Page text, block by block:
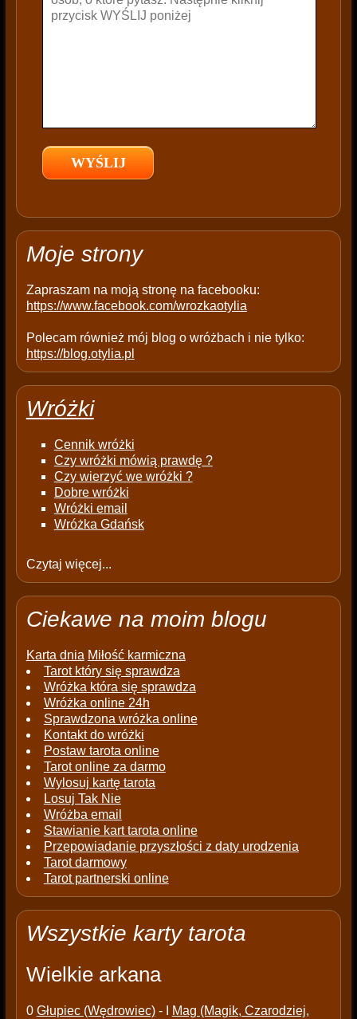
e
e
p
y
Moje strony
Zapraszam na moją stronę na facebooku:
https://www.facebook.com/wrozkaotylia
Polecam również mój blog o wróżbach i nie tylko:
https://blog.otylia.pl
Wróżki
Cennik wróżki
Czy wróżki mówią prawdę ?
Czy wierzyć we wróżki ?
Dobre wróżki
Wróżki email
Wróżka Gdańsk
Czytaj więcej...
Ciekawe na moim blogu
Karta dnia Miłość karmiczna
Tarot który się sprawdza
Wróżka która się sprawdza
Wróżka online 24h
Sprawdzona wróżka online
Kontakt do wróżki
Postaw tarota online
Tarot online za darmo
Wylosuj kartę tarota
Losuj Tak Nie
Wróżba email
Stawianie kart tarota online
Przepowiadanie przyszłości z daty urodzenia
Tarot darmowy
Tarot partnerski online
Wszystkie karty tarota
Wielkie arkana
0 Głupiec (Wędrowiec)- I
Mag (Magik, Czarodziej,